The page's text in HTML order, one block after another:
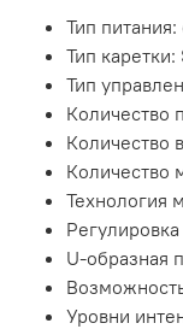
Тип
Тип
Тип
Количество
Количество
Количество
Технология
U-образная
Уровни